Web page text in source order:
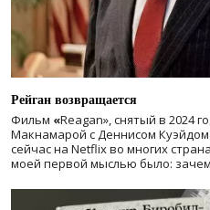
Рейган возвращается
Фильм «Reagan», снятый в 2024
Макнамарой с Деннисом Куэйдом
сейчас на Netflix во многих
моей первой мыслью было: